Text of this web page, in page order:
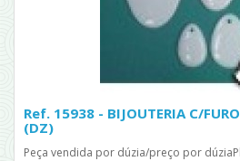
Ref. 15938 - BIJOUTERIA C/
(DZ)
Peça vendida por dúzia/preço por